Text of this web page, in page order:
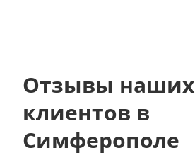
Отзывы наших
клиентов в
Симферополе